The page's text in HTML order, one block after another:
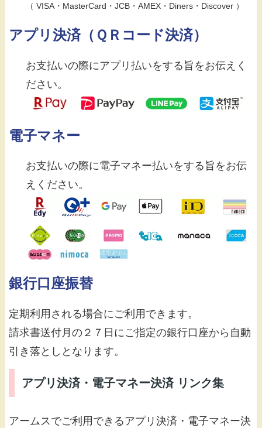
（ VISA・MasterCard・JCB・AMEX・Diners・Discover ）
アプリ決済（ＱＲコード決済）
お支払いの際にアプリ払いをする旨をお伝えく
ださい。
電子マネー
お支払いの際に電子マネー払いをする旨をお伝
えください。
銀行口座振替
定期利用される場合にご利用できます。
請求書送付月の２７日にご指定の銀行口座から自動
引き落としとなります。
アプリ決済・電子マネー決済 リンク集
アームスでご利用できるアプリ決済・電子マネー決